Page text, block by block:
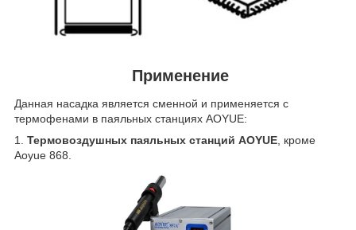
Применение
Данная насадка является сменной и применяется с
термофенами в паяльных станциях AOYUE:
1. Термовоздушных паяльных станций AOYUE, кроме
Aoyue 868.